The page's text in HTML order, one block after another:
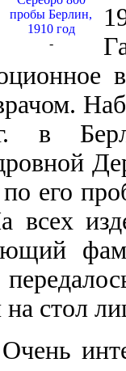
пробы Берлин,
1910 год
-
в
его
всех
на стол
Очень